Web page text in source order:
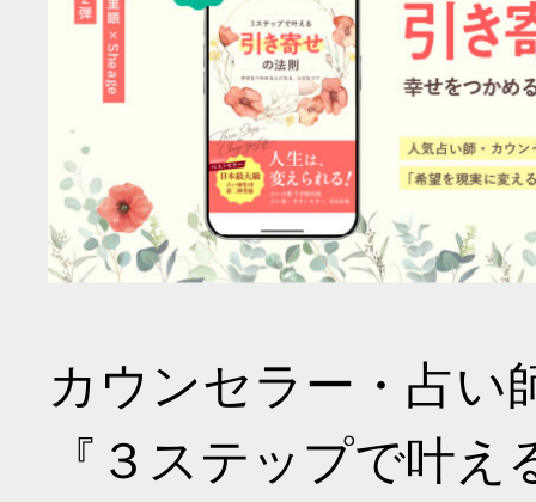
カウンセラー・占い
『３ステップで叶